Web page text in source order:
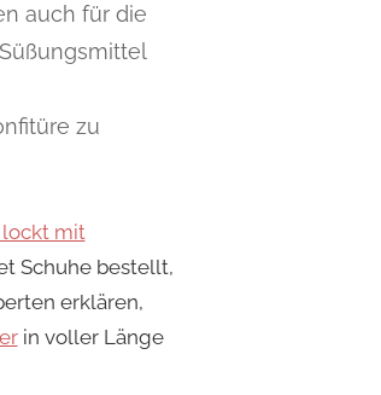
auch für die
zu
lockt mit
Schuhe bestellt,
erklären,
in voller Länge